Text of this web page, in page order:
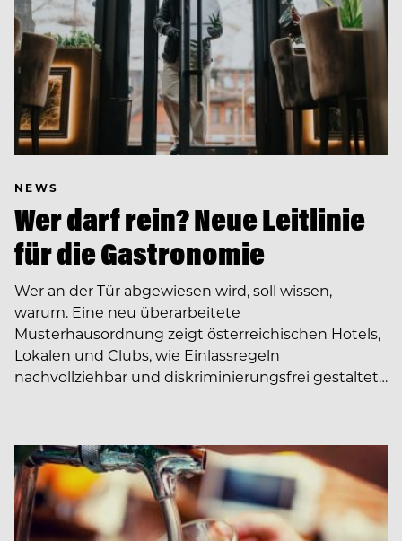
NEWS
Wer darf rein? Neue Leitlinie
für die Gastronomie
Wer an der Tür abgewiesen wird, soll wissen,
warum. Eine neu überarbeitete
Musterhausordnung zeigt österreichischen Hotels,
Lokalen und Clubs, wie Einlassregeln
nachvollziehbar und diskriminierungsfrei gestaltet…